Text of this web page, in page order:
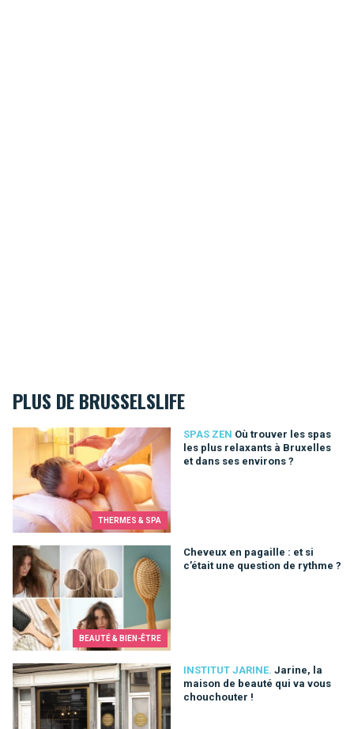
PLUS DE BRUSSELSLIFE
THERMES & SPA
SPAS ZEN Où trouver les spas
les plus relaxants à Bruxelles
et dans ses environs ?
Où trouver les spas les plus relaxants à Bruxelles et dans
BEAUTÉ & BIEN-ÊTRE
Cheveux en pagaille : et si
c’était une question de rythme ?
Cheveux en pagaille : et si c’était une question de rythme ?
INSTITUT JARINE. Jarine, la
maison de beauté qui va vous
chouchouter !
Jarine, la maison de beauté qui va vous chouchouter !